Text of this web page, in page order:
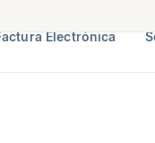
Electrónica